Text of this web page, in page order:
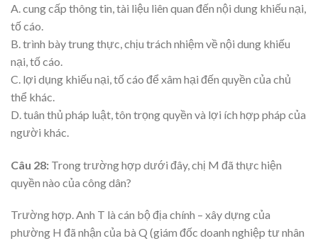
A. cung cấp thông tin, tài liệu liên quan đến nội dung khiếu nại,
tố cáo.
B. trình bày trung thực, chịu trách nhiệm về nội dung khiếu
nại, tố cáo.
C. lợi dụng khiếu nại, tố cáo để xâm hại đến quyền của chủ
thể khác.
D. tuân thủ pháp luật, tôn trọng quyền và lợi ích hợp pháp của
người khác.
Câu 28: Trong trường hợp dưới đây, chị M đã thực hiện
quyền nào của công dân?
Trường hợp. Anh T là cán bộ địa chính – xây dựng của
phường H đã nhận của bà Q (giám đốc doanh nghiệp tư nhân